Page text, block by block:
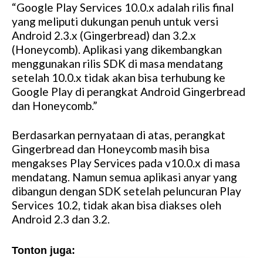
t
e
“Google Play Services 10.0.x adalah rilis final
yang meliputi dukungan penuh untuk versi
Android 2.3.x (Gingerbread) dan 3.2.x
(Honeycomb). Aplikasi yang dikembangkan
menggunakan rilis SDK di masa mendatang
setelah 10.0.x tidak akan bisa terhubung ke
Google Play di perangkat Android Gingerbread
dan Honeycomb.”
Berdasarkan pernyataan di atas, perangkat
Gingerbread dan Honeycomb masih bisa
mengakses Play Services pada v10.0.x di masa
mendatang. Namun semua aplikasi anyar yang
dibangun dengan SDK setelah peluncuran Play
Services 10.2, tidak akan bisa diakses oleh
Android 2.3 dan 3.2.
Tonton juga: